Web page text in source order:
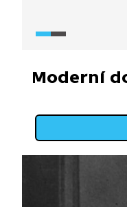
Moderní